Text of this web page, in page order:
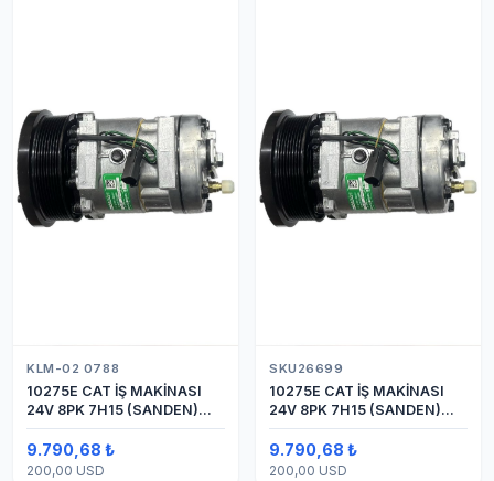
KLM-02 0788
10275E CAT İŞ MAKİNASI
24V 8PK 7H15 (SANDEN)
BLOK
9.790,68 ₺
200,00 USD
SKU26699
10275E CAT İŞ MAKİNASI
24V 8PK 7H15 (SANDEN)
BLOK SAPLAMALI KLİMA
KOMPRESÖRÜ
9.790,68 ₺
200,00 USD